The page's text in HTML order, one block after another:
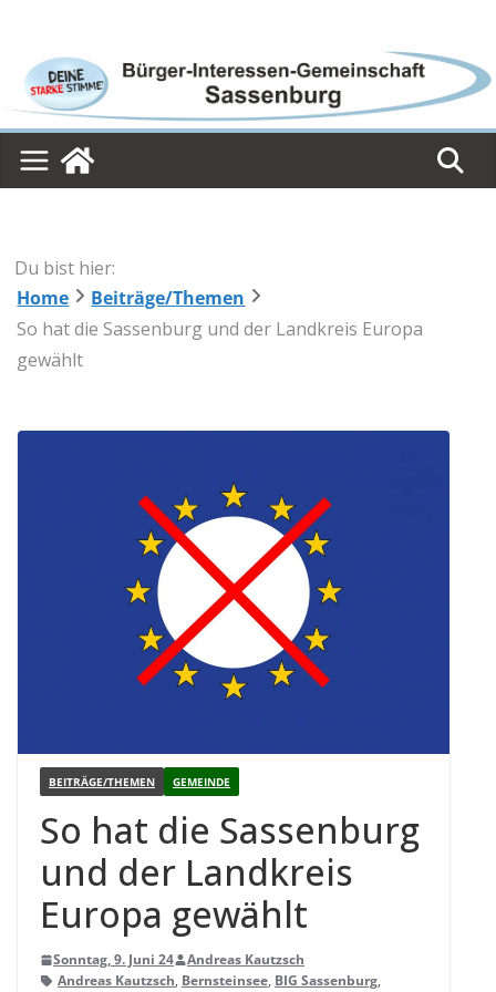
content
Du bist hier:
Home
Beiträge/Themen
So hat die Sassenburg und der Landkreis Europa
gewählt
BEITRÄGE/THEMEN GEMEINDE
So hat die Sas­sen­burg
und der Land­kreis
Europa gewählt
Sonntag, 9. Juni 24
Andreas Kautzsch
Andreas Kautzsch, Bernsteinsee, BIG Sassenburg,